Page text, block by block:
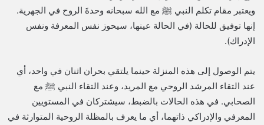
ويعتبر مقام تكلم النبي ﷺ مع الله سبحانه وحدةَ الروح في الجهرية.
إنها توفيق للحالة (في الحالة عينها، سيحوز نفس المعرفة ونفس
الإدراك).
يتم الوصول إلى هذه المنزلة حينما يلتقي بحران اثنان في واحد، أي
عند التقاء المرشد الروحي مع المريد، وعند التقاء النبي ﷺ مع
الصحابي. في هذه الحالات بالضبط، سيشتركان في المستويين
المعرفي والإدراكي ذاتهما، أي ما يعرف بالمظلة الروحية المتوارثة في